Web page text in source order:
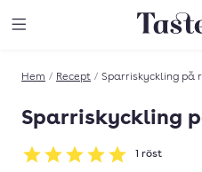
Till
Hem / Recept / Sparriskyckling på
Sparriskyckling
Betyg: 5 av 5
1 röst